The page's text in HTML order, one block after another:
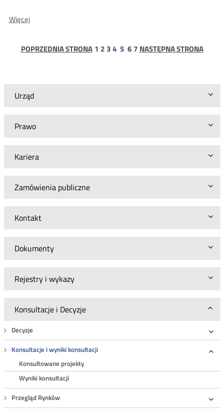
Urząd
Prawo
Kariera
Zamówienia publiczne
Kontakt
Dokumenty
Rejestry i wykazy
Konsultacje i Decyzje
Decyzje
Konsultacje i wyniki konsultacji
Konsultowane projekty
Wyniki konsultacji
Przegląd Rynków
WięcejO:
projektu
decyzji
Enter
T&T
o.o.
POPRZEDNIA STRONA strona
1 strona
2 strona
3strona
4 5 strona
6 strona
7 NASTĘPNA STRONA